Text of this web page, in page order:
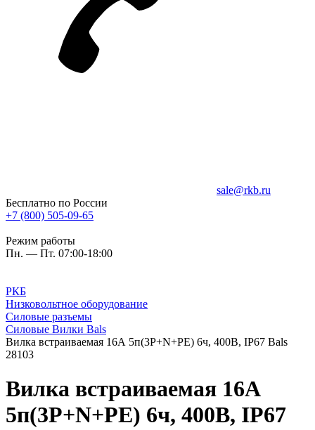
sale@rkb.ru
Бесплатно по России
+7 (800) 505-09-65
Режим работы
Пн. — Пт. 07:00-18:00
РКБ
Низковольтное оборудование
Силовые разъемы
Силовые Вилки Bals
Вилка встраиваемая 16А 5п(3P+N+PЕ) 6ч, 400В, IP67 Bals
28103
Вилка встраиваемая 16А
5п(3P+N+PЕ) 6ч, 400В, IP67